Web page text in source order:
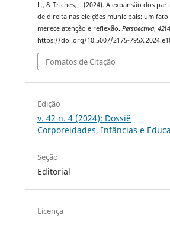
L., & Triches, J. (2024). A expansão dos
de direita nas eleições municipais: um fato
merece atenção e reflexão.Perspectiva,42
https://doi.org/10.5007/2175-
Fomatos de Citação
Edição
v. 42 n. 4 (2024): Dossiê
Corporeidades, Infâncias e
Seção
Editorial
Licença